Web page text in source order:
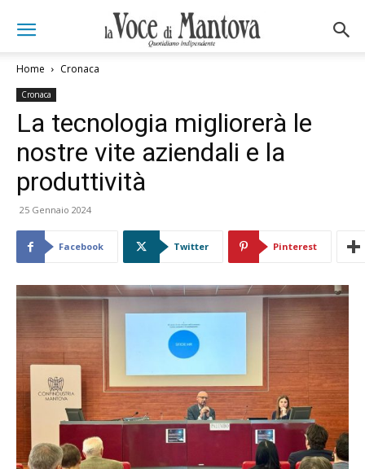
Home Cronaca
Cronaca
La tecnologia migliorerà le
nostre vite aziendali e la
produttività
25 Gennaio 2024
Facebook Twitter Pinterest